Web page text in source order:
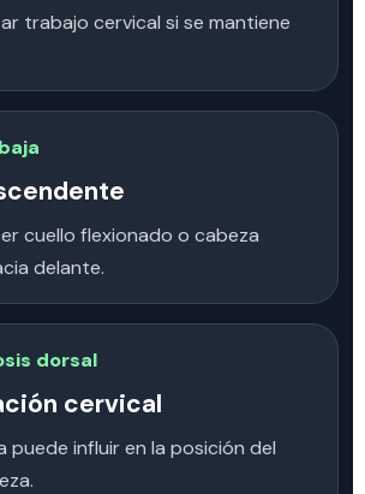
trabajo cervical si se mantiene
cuello flexionado o cabeza
delante.
dorsal
cervical
puede influir en la posición del